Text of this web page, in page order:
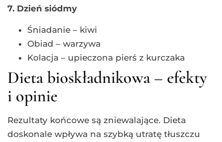
7. Dzień siódmy
Śniadanie – kiwi
Obiad – warzywa
Kolacja – upieczona pierś z kurczaka
Dieta bioskładnikowa – efekty
i opinie
Rezultaty końcowe są zniewalające. Dieta
doskonale wpływa na szybką utratę tłuszczu